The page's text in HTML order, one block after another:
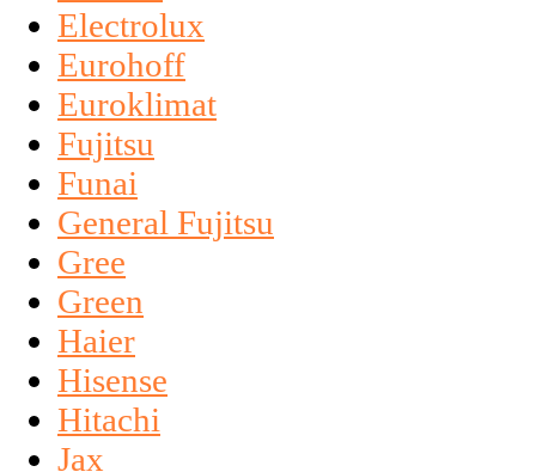
Electrolux
Eurohoff
Euroklimat
Fujitsu
Funai
General Fujitsu
Gree
Green
Haier
Hisense
Hitachi
Jax